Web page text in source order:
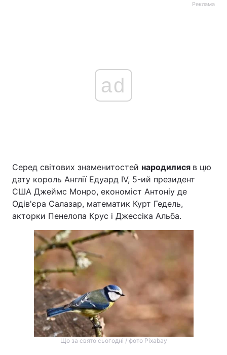
Реклама
ad
Серед світових знаменитостей народилися в цю
дату король Англії Едуард IV, 5-ий президент
США Джеймс Монро, економіст Антоніу де
Одів'єра Салазар, математик Курт Гедель,
акторки Пенелопа Крус і Джессіка Альба.
Що за свято сьогодні / фото Pixabay